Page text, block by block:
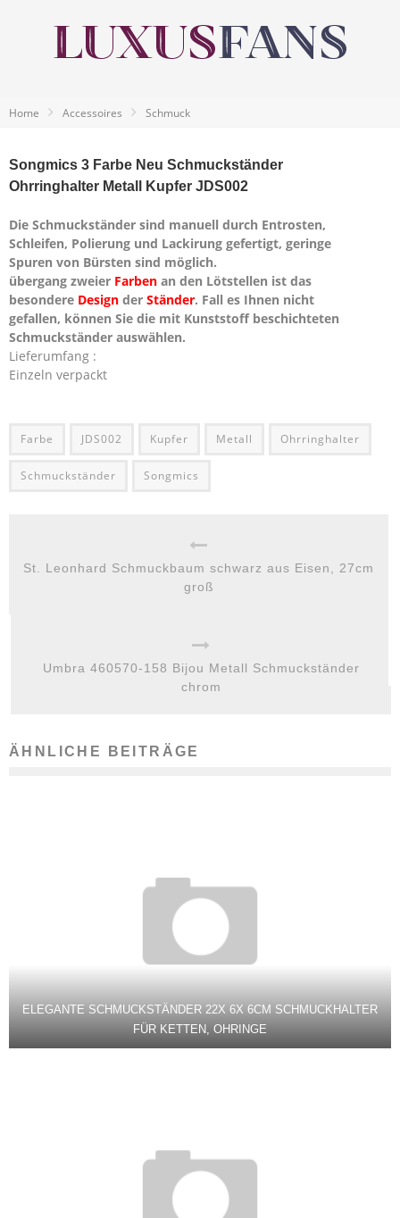
Home Accessoires Schmuck
Songmics 3 Farbe Neu Schmuckständer
Ohrringhalter Metall Kupfer JDS002
Die Schmuckständer sind manuell durch Entrosten,
Schleifen, Polierung und Lackirung gefertigt, geringe
Spuren von Bürsten sind möglich.
übergang zweier Farben an den Lötstellen ist das
besondere Design der Ständer. Fall es Ihnen nicht
gefallen, können Sie die mit Kunststoff beschichteten
Schmuckständer auswählen.
Lieferumfang :
Einzeln verpackt
Farbe JDS002 Kupfer Metall Ohrringhalter
Schmuckständer Songmics
St. Leonhard Schmuckbaum schwarz aus Eisen, 27cm
groß
Umbra 460570-158 Bijou Metall Schmuckständer
chrom
ÄHNLICHE BEITRÄGE
ELEGANTE SCHMUCKSTÄNDER 22X 6X 6CM SCHMUCKHALTER
FÜR KETTEN, OHRINGE